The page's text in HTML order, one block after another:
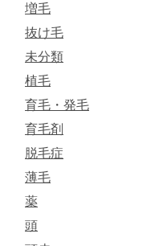
増毛
抜け毛
未分類
植毛
育毛・発毛
育毛剤
脱毛症
薄毛
薬
頭